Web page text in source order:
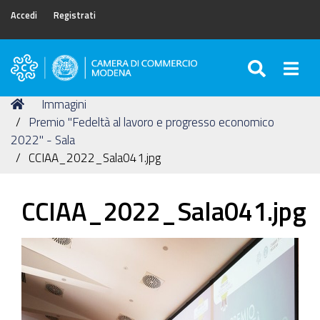
Accedi Registrati
Camera
Commercio
di
Modena
Tu
sei
qui:
Home
Immagini
Premio "Fedeltà al lavoro e progresso economico
2022" - Sala
CCIAA_2022_Sala041.jpg
CCIAA_2022_Sala041.jpg